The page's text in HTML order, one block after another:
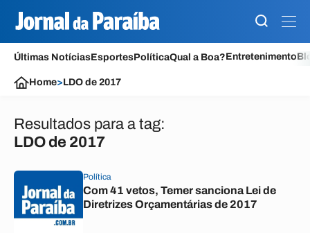
Últimas NotíciasEsportesPolíticaQual a Boa?Entretenimento
Home>LDO de 2017
Resultados para a tag:
LDO de 2017
Política
Com 41 vetos, Temer sanciona Lei de
Diretrizes Orçamentárias de 2017